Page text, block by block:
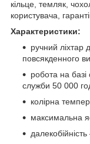
кільце, темляк,
користувача,
Характеристики:
ручний ліхтар
повсякденного
робота на базі
служби 50 000
колірна
максимальна